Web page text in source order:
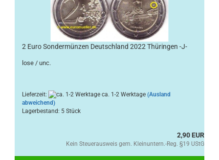
2 Euro Sondermünzen Deutschland 2022 Thüringen -J-
lose / unc.
Lieferzeit: ca. 1-2 Werktage (Ausland
abweichend)
Lagerbestand: 5 Stück
2,90 EUR
Kein Steuerausweis gem. Kleinuntern.-Reg. §19 UStG